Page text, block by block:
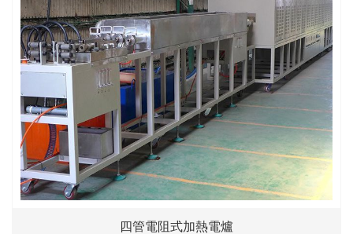
四管電阻式加熱電爐